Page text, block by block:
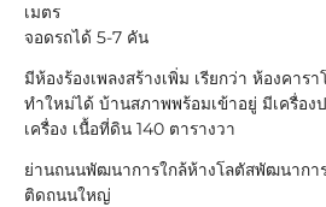
เมตร
จอดรถได้ 5-7 คัน
มีห้องร้องเพลงสร้างเพิ่ม เรียกว่า ห้องคาร
ทำใหม่ได้ บ้านสภาพพร้อมเข้าอยู่ มีเครื่อ
เครื่อง เนื้อที่ดิน 140 ตารางวา
ย่านถนนพัฒนาการใกล้ห้างโลตัสพัฒนากา
ติดถนนใหญ่